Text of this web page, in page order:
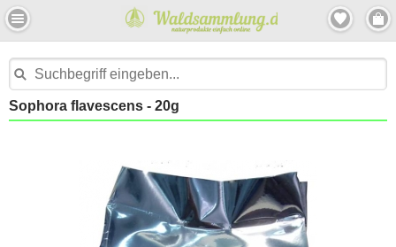
Sophora flavescens - 20g